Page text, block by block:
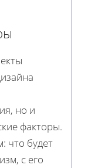
но и
факторы.
что будет
с его